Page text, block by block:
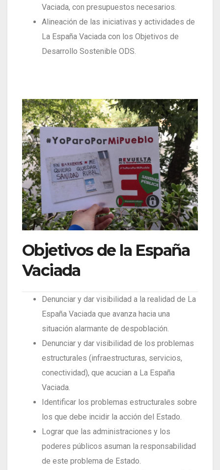
Vaciada, con presupuestos necesarios.
Alineación de las iniciativas y actividades de
La España Vaciada con los Objetivos de
Desarrollo Sostenible ODS.
Objetivos de la España
Vaciada
Denunciar y dar visibilidad a la realidad de La
España Vaciada que avanza hacia una
situación alarmante de despoblación.
Denunciar y dar visibilidad de los problemas
estructurales (infraestructuras, servicios,
conectividad), que acucian a La España
Vaciada.
Identificar los problemas estructurales sobre
los que debe incidir la acción del Estado.
Lograr que las administraciones y los
poderes públicos asuman la responsabilidad
de este problema de Estado.